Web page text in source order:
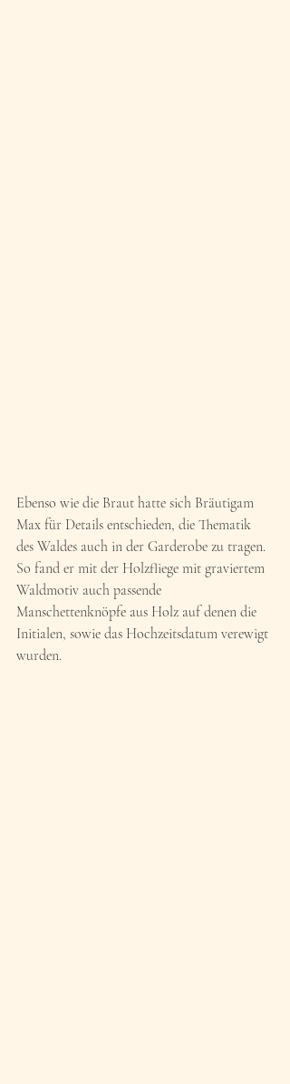
Ebenso wie die Braut hatte sich Bräutigam
Max für Details entschieden, die Thematik
des Waldes auch in der Garderobe zu tragen.
So fand er mit der Holzfliege mit graviertem
Waldmotiv auch passende
Manschettenknöpfe aus Holz auf denen die
Initialen, sowie das Hochzeitsdatum verewigt
wurden.